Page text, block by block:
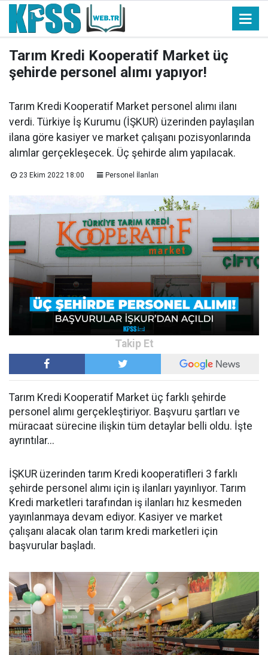
Tarım Kredi Kooperatif Market üç
şehirde personel alımı yapıyor!
Tarım Kredi Kooperatif Market personel alımı ilanı
verdi. Türkiye İş Kurumu (İŞKUR) üzerinden paylaşılan
ilana göre kasiyer ve market çalışanı pozisyonlarında
alımlar gerçekleşecek. Üç şehirde alım yapılacak.
23 Ekim 2022 18:00 Personel İlanları
Tarım Kredi Kooperatif Market üç farklı şehirde
personel alımı gerçekleştiriyor. Başvuru şartları ve
müracaat sürecine ilişkin tüm detaylar belli oldu. İşte
ayrıntılar...
İŞKUR üzerinden tarım Kredi kooperatifleri 3 farklı
şehirde personel alımı için iş ilanları yayınlıyor. Tarım
Kredi marketleri tarafından iş ilanları hız kesmeden
yayınlanmaya devam ediyor. Kasiyer ve market
çalışanı alacak olan tarım kredi marketleri için
başvurular başladı.